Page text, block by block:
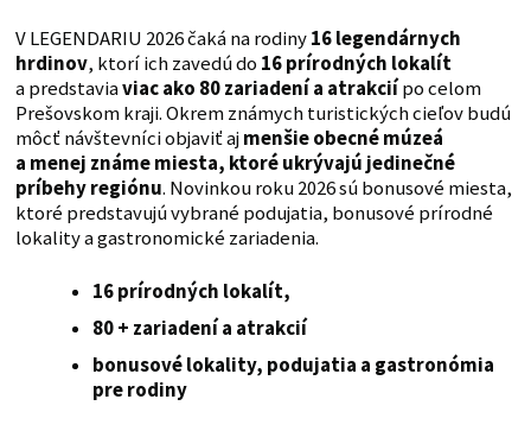
V LEGENDARIU 2026 čaká na rodiny16 legendárnych
hrdinov, ktorí ich zavedú do 16 prírodných lokalít
a predstaviaviac ako 80 zariadení a atrakciípo celom
Prešovskom kraji. Okrem známych turistických cieľov budú
môcť návštevníci objaviť ajmenšie obecné múzeá
a menej známe miesta, ktoré ukrývajú jedinečné
príbehy regiónu. Novinkou roku 2026 sú bonusové miesta,
ktoré predstavujú vybrané podujatia, bonusové prírodné
lokality a gastronomické zariadenia.
16 prírodných lokalít,
80 + zariadení a atrakcií
bonusové lokality, podujatia a gastronómia
pre rodiny